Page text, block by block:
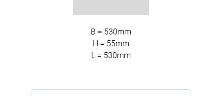
B = 530mm
H = 55mm
L = 530mm